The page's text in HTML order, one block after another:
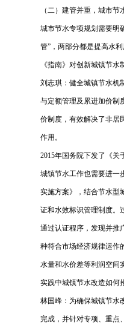
（二）建管并重，城市
城市节水专项规划需要明
管”，两部分都是提高水
《指南》对创新城镇节水
刘志琪：健全城镇节水机
与定额管理及累进加价制
价制度，有效解决了非居
作用。
2015年国务院下发了《关
城镇节水工作也需要进一
实施方案》，结合节水型
证和水效标识管理制度。
通过认证程序，发现并推
种符合市场经济规律运作
水量和水价差等利润空
实践中城镇节水改造如何
林国峰：为确保城镇节水
完成，并针对专项、重点